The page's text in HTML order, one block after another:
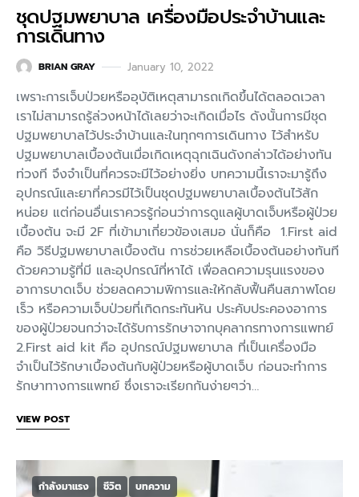
ชุดปฐมพยาบาล เครื่องมือประจำบ้านและ
การเดินทาง
BRIAN GRAY January 10, 2022
เพราะการเจ็บป่วยหรืออุบัติเหตุสามารถเกิดขึ้นได้ตลอดเวลา
เราไม่สามารถรู้ล่วงหน้าได้เลยว่าจะเกิดเมื่อไร ดังนั้นการมีชุด
ปฐมพยาบาลไว้ประจำบ้านและในทุกๆการเดินทาง ไว้สำหรับ
ปฐมพยาบาลเบื้องต้นเมื่อเกิดเหตุฉุกเฉินดังกล่าวได้อย่างทัน
ท่วงที จึงจำเป็นที่ควรจะมีไว้อย่างยิ่ง บทความนี้เราจะมารู้ถึง
อุปกรณ์และยาที่ควรมีไว้เป็นชุดปฐมพยาบาลเบื้องต้นไว้สัก
หน่อย แต่ก่อนอื่นเราควรรู้ก่อนว่าการดูแลผู้บาดเจ็บหรือผู้ป่วย
เบื้องต้น จะมี 2F ที่เข้ามาเกี่ยวข้องเสมอ นั่นก็คือ 1.First aid
คือ วิธีปฐมพยาบาลเบื้องต้น การช่วยเหลือเบื้องต้นอย่างทันที
ด้วยความรู้ที่มี และอุปกรณ์ที่หาได้ เพื่อลดความรุนแรงของ
อาการบาดเจ็บ ช่วยลดความพิการและให้กลับฟื้นคืนสภาพโดย
เร็ว หรือความเจ็บป่วยที่เกิดกระทันหัน ประคับประคองอาการ
ของผู้ป่วยจนกว่าจะได้รับการรักษาจากบุคลากรทางการแพทย์
2.First aid kit คือ อุปกรณ์ปฐมพยาบาล ที่เป็นเครื่องมือ
จำเป็นไว้รักษาเบื้องต้นกับผู้ป่วยหรือผู้บาดเจ็บ ก่อนจะทำการ
รักษาทางการแพทย์ ซึ่งเราจะเรียกกันง่ายๆว่า…
VIEW POST
กำลังมาแรง ชีวิต บทความ